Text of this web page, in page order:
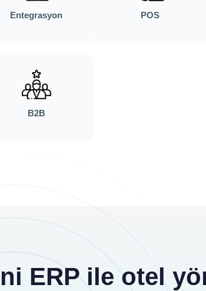
Entegrasyon POS
B2B
ERP ile otel